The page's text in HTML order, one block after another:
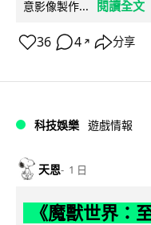
意影像製作...
閱讀全文
36 4 ↗ 分享
科技娛樂 遊戲情報
天恩 1 日
《魔獸世界：